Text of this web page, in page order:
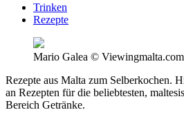
Trinken
Rezepte
Mario Galea © Viewingmalta.com
Rezepte aus Malta zum Selberkochen.
an Rezepten für die beliebtesten,
Bereich Getränke.